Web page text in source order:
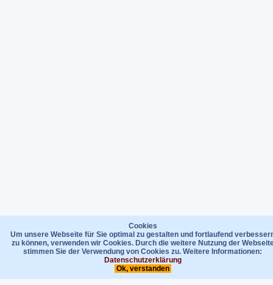
Cookies
Um unsere Webseite für Sie optimal zu gestalten und fortlaufend
zu können, verwenden wir Cookies. Durch die weitere Nutzung der
stimmen Sie der Verwendung von Cookies zu. Weitere Informationen:
Datenschutzerklärung
Ok, verstanden